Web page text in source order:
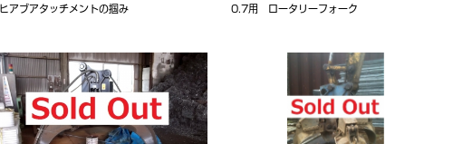
ヒアブアタッチメントの掴み 0.7用 ロータリーフォーク